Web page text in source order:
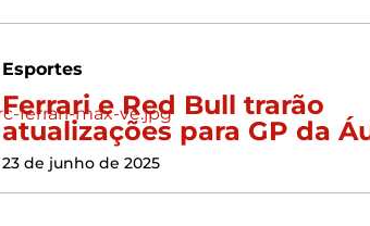
Esportes
Ferrari e Red Bull trarão
atualizações para GP da
23 de junho de 2025